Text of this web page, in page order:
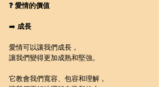
❓ 愛情的價值
➡️ 成長
愛情可以讓我們成長，
讓我們變得更加成熟和堅強。
它教會我們寬容、包容和理解，